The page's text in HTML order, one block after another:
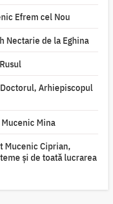
Efrem cel Nou
Nectarie de la Eghina
Arhiepiscopul
Mina
Mucenic Ciprian,
și de toată lucrarea